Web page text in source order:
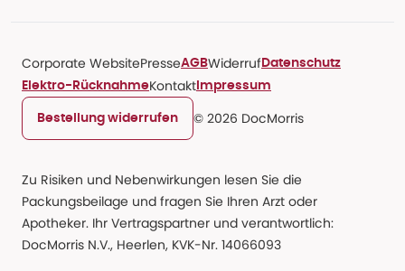
Corporate WebsitePresseAGBWiderruf Datenschutz
Elektro-RücknahmeKontakt Impressum
Bestellung widerrufen © 2026 DocMorris
Zu Risiken und Nebenwirkungen lesen Sie die
Packungsbeilage und fragen Sie Ihren Arzt oder
Apotheker. Ihr Vertragspartner und verantwortlich:
DocMorris N.V., Heerlen, KVK-Nr. 14066093